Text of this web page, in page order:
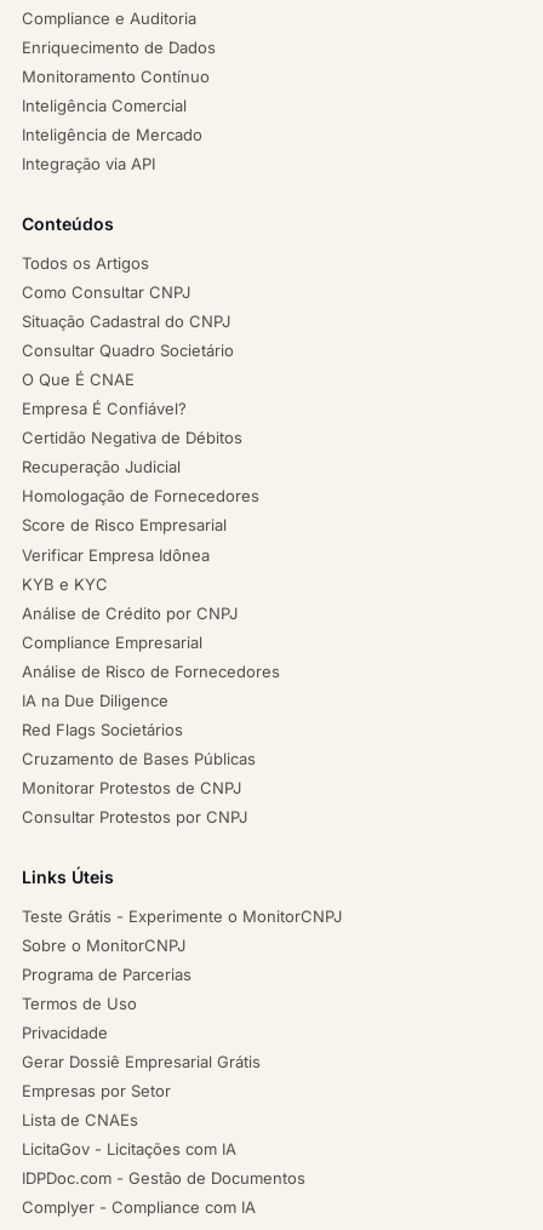
Compliance e Auditoria
Enriquecimento de Dados
Monitoramento Contínuo
Inteligência Comercial
Inteligência de Mercado
Integração via API
Conteúdos
Todos os Artigos
Como Consultar CNPJ
Situação Cadastral do CNPJ
Consultar Quadro Societário
O Que É CNAE
Empresa É Confiável?
Certidão Negativa de Débitos
Recuperação Judicial
Homologação de Fornecedores
Score de Risco Empresarial
Verificar Empresa Idônea
KYB e KYC
Análise de Crédito por CNPJ
Compliance Empresarial
Análise de Risco de Fornecedores
IA na Due Diligence
Red Flags Societários
Cruzamento de Bases Públicas
Monitorar Protestos de CNPJ
Consultar Protestos por CNPJ
Links Úteis
Teste Grátis - Experimente o MonitorCNPJ
Sobre o MonitorCNPJ
Programa de Parcerias
Termos de Uso
Privacidade
Gerar Dossiê Empresarial Grátis
Empresas por Setor
Lista de CNAEs
LicitaGov - Licitações com IA
IDPDoc.com - Gestão de Documentos
Complyer - Compliance com IA